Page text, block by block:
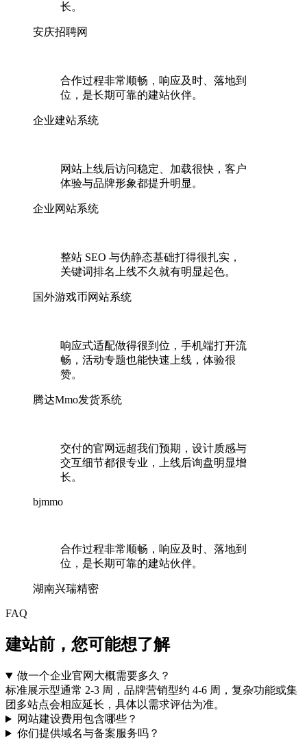
长。
安庆招聘网
合作过程非常顺畅，响应及时、落地到
位，是长期可靠的建站伙伴。
企业建站系统
网站上线后访问稳定、加载很快，客户
体验与品牌形象都提升明显。
企业网站系统
整站 SEO 与伪静态基础打得很扎实，
关键词排名上线不久就有明显起色。
国外游戏币网站系统
响应式适配做得很到位，手机端打开流
畅，活动专题也能快速上线，体验很
赞。
腾达Mmo发货系统
交付的官网远超我们预期，设计质感与
交互细节都很专业，上线后询盘明显增
长。
bjmmo
合作过程非常顺畅，响应及时、落地到
位，是长期可靠的建站伙伴。
湖南兴瑞精密
FAQ
建站前，您可能想了解
做一个企业官网大概需要多久？
标准展示型通常 2-3 周，品牌营销型约 4-6 周，复杂功能或集
团多站点会相应延长，具体以需求评估为准。
网站建设费用包含哪些？
你们提供域名与备案服务吗？